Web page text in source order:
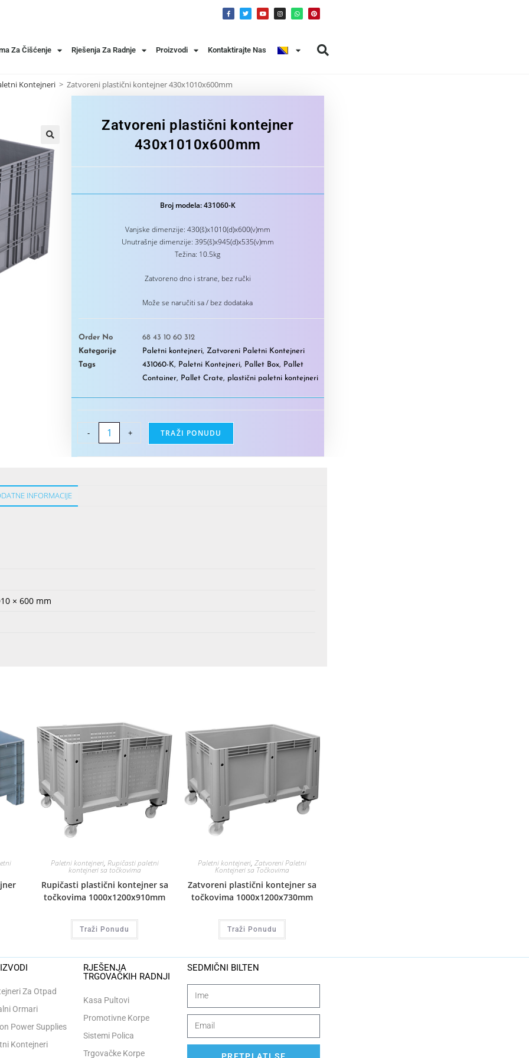
Za Čišćenje Rješenja Za Radnje Proizvodi Kontaktirajte Nas
Kontejneri > Zatvoreni plastični kontejner 430x1010x600mm
Zatvoreni plastični kontejner
430x1010x600mm
Broj modela: 431060-K
Vanjske dimenzije: 430(š)x1010(d)x600(v)mm
Unutrašnje dimenzije: 395(š)x945(d)x535(v)mm
Težina: 10.5kg
Zatvoreno dno i strane, bez ručki
Može se naručiti sa / bez dodataka
Order No
68 43 10 60 312
Kategorije
Paletni kontejneri, Zatvoreni Paletni Kontejneri
Tags
431060-K, Paletni Kontejneri, Pallet Box, Pallet
Container, Pallet Crate, plastični paletni kontejneri
- + TRAŽI PONUDU
INFORMACIJE
× 600 mm
Paletni kontejneri, Rupičasti paletni
kontejneri sa točkovima
Rupičasti plastični kontejner sa
točkovima 1000x1200x910mm
Traži Ponudu
Paletni kontejneri, Zatvoreni Paletni
Kontejneri sa Točkovima
Zatvoreni plastični kontejner sa
točkovima 1000x1200x730mm
Traži Ponudu
Za Otpad
Ormari
Power Supplies
Kontejneri
RJEŠENJA
TRGOVAČKIH RADNJI
Kasa Pultovi
Promotivne Korpe
Sistemi Polica
Trgovačke Korpe
SEDMIČNI BILTEN
PRETPLATI SE